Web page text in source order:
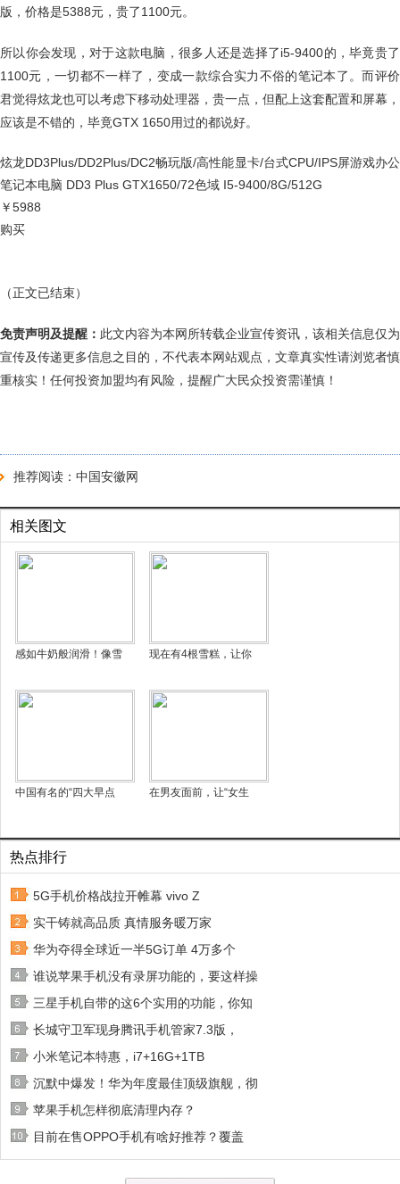
版，价格是5388元，贵了1100元。
所以你会发现，对于这款电脑，很多人还是选择了i5-9400的，毕竟贵了
1100元，一切都不一样了，变成一款综合实力不俗的笔记本了。而评价
君觉得炫龙也可以考虑下移动处理器，贵一点，但配上这套配置和屏幕，
应该是不错的，毕竟GTX 1650用过的都说好。
炫龙DD3Plus/DD2Plus/DC2畅玩版/高性能显卡/台式CPU/IPS屏游戏办公
笔记本电脑 DD3 Plus GTX1650/72色域 I5-9400/8G/512G
￥5988
购买
（正文已结束）
免责声明及提醒： 此文内容为本网所转载企业宣传资讯，该相关信息仅为
宣传及传递更多信息之目的，不代表本网站观点，文章真实性请浏览者慎
重核实！任何投资加盟均有风险，提醒广大民众投资需谨慎！
推荐阅读： 中国安徽网
相关图文
感如牛奶般润滑！像雪 现在有4根雪糕，让你
中国有名的“四大早点 在男友面前，让“女生
热点排行
5G手机价格战拉开帷幕 vivo Z
实干铸就高品质 真情服务暖万家
华为夺得全球近一半5G订单 4万多个
谁说苹果手机没有录屏功能的，要这样操
三星手机自带的这6个实用的功能，你知
长城守卫军现身腾讯手机管家7.3版，
小米笔记本特惠，i7+16G+1TB
沉默中爆发！华为年度最佳顶级旗舰，彻
苹果手机怎样彻底清理内存？
目前在售OPPO手机有啥好推荐？覆盖